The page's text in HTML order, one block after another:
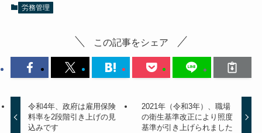
労務管理
この記事をシェア
令和4年、政府は雇用保険
料率を2段階引き上げの見
込みです
2021年（令和3年）、職場
の衛生基準改正により照度
基準が引き上げられました